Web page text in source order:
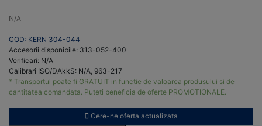
N/A
COD: KERN 304-044
Accesorii disponibile: 313-052-400
Verificari: N/A
Calibrari ISO/DAkkS: N/A, 963-217
* Transportul poate fi GRATUIT in functie de valoarea produsului si de
cantitatea comandata. Puteti beneficia de oferte PROMOTIONALE.
Cere-ne oferta actualizata